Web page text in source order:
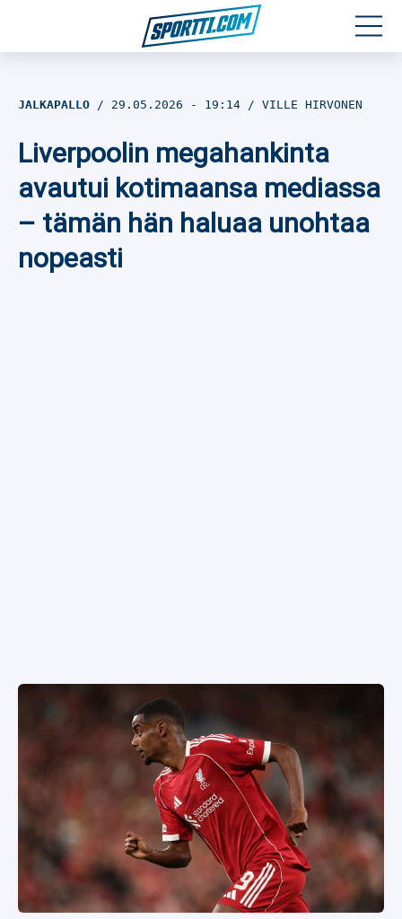
Jalkapallo
Yleisurheilu
Talviurheilu
JALKAPALLO 29.05.2026 - 19:14 VILLE HIRVONEN
Liverpoolin megahankinta
avautui kotimaansa mediassa
– tämän hän haluaa unohtaa
nopeasti